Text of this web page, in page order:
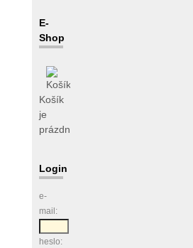
E-
Shop
Košík
je
prázdný
Login
e-
mail:
heslo: